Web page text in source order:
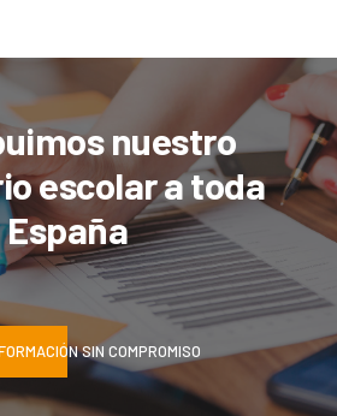
nuestro
escolar a toda
España
SIN COMPROMISO